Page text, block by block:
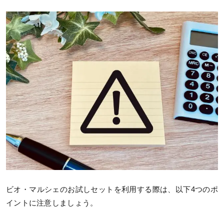
ビオ・マルシェのお試しセットを利用する際は、以下4つのポ
イントに注意しましょう。